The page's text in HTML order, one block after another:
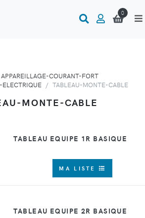
0
APPAREILLAGE-COURANT-FORT
ELECTRIQUE
TABLEAU-MONTE-CABLE
MONTE-CABLE
TABLEAU EQUIPE 1R BASIQUE
MA LISTE
TABLEAU EQUIPE 2R BASIQUE